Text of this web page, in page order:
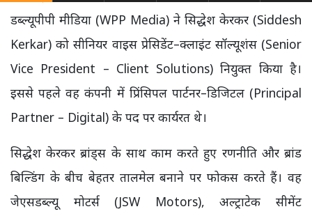
डब्ल्यूपीपी मीडिया (WPP Media) ने सिद्धेश केरकर (Siddesh
Kerkar) को सीनियर वाइस प्रेसिडेंट–क्लाइंट सॉल्यूशंस (Senior
Vice President – Client Solutions) नियुक्त किया है।
इससे पहले वह कंपनी में प्रिंसिपल पार्टनर–डिजिटल (Principal
Partner – Digital) के पद पर कार्यरत थे।
सिद्धेश केरकर ब्रांड्स के साथ काम करते हुए रणनीति और ब्रांड
बिल्डिंग के बीच बेहतर तालमेल बनाने पर फोकस करते हैं। वह
जेएसडब्ल्यू मोटर्स (JSW Motors), अल्ट्राटेक सीमेंट